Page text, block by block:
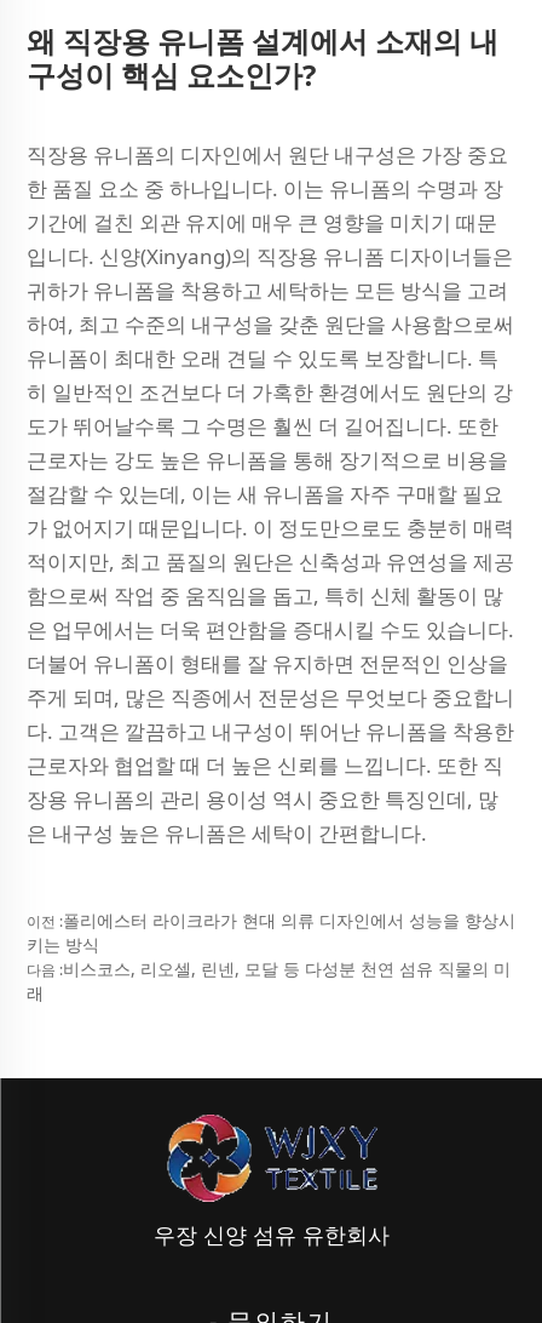
왜 직장용 유니폼 설계에서 소재의 내
구성이 핵심 요소인가?
직장용 유니폼의 디자인에서 원단 내구성은 가장 중요
한 품질 요소 중 하나입니다. 이는 유니폼의 수명과 장
기간에 걸친 외관 유지에 매우 큰 영향을 미치기 때문
입니다. 신양(Xinyang)의 직장용 유니폼 디자이너들은
귀하가 유니폼을 착용하고 세탁하는 모든 방식을 고려
하여, 최고 수준의 내구성을 갖춘 원단을 사용함으로써
유니폼이 최대한 오래 견딜 수 있도록 보장합니다. 특
히 일반적인 조건보다 더 가혹한 환경에서도 원단의 강
도가 뛰어날수록 그 수명은 훨씬 더 길어집니다. 또한
근로자는 강도 높은 유니폼을 통해 장기적으로 비용을
절감할 수 있는데, 이는 새 유니폼을 자주 구매할 필요
가 없어지기 때문입니다. 이 정도만으로도 충분히 매력
적이지만, 최고 품질의 원단은 신축성과 유연성을 제공
함으로써 작업 중 움직임을 돕고, 특히 신체 활동이 많
은 업무에서는 더욱 편안함을 증대시킬 수도 있습니다.
더불어 유니폼이 형태를 잘 유지하면 전문적인 인상을
주게 되며, 많은 직종에서 전문성은 무엇보다 중요합니
다. 고객은 깔끔하고 내구성이 뛰어난 유니폼을 착용한
근로자와 협업할 때 더 높은 신뢰를 느낍니다. 또한 직
장용 유니폼의 관리 용이성 역시 중요한 특징인데, 많
은 내구성 높은 유니폼은 세탁이 간편합니다.
이전 :폴리에스터 라이크라가 현대 의류 디자인에서 성능을 향상시
키는 방식
다음 :비스코스, 리오셀, 린넨, 모달 등 다성분 천연 섬유 직물의 미
래
우장 신양 섬유 유한회사